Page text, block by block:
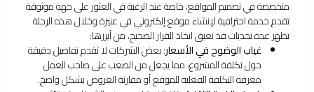
متخصصة في تصميم المواقع، خاصة عند الرغبة في العثور على جهة موثوقة
تقدم خدمة احترافية لإنشاء موقع إلكتروني في عنيزة وخلال هذه الرحلة
تظهر عدة تحديات قد تعيق اتخاذ القرار الصحيح، من أبرزها:
غياب الوضوح في الأسعار: بعض الشركات لا تقدم تفاصيل دقيقة
حول تكلفة المشروع، مما يجعل من الصعب على صاحب العمل
معرفة التكلفة الفعلية للموقع أو مقارنة العروض بشكل واضح.